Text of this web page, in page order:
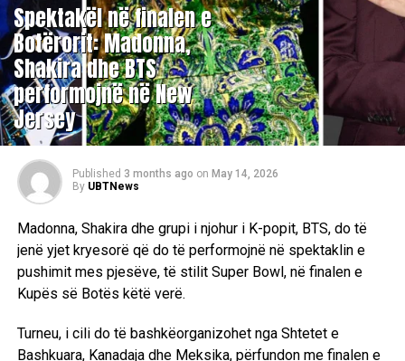
Spektakël në finalen e
Botërorit: Madonna,
Shakira dhe BTS
performojnë në New
Jersey
Published 3 months ago on May 14, 2026
By UBTNews
Madonna, Shakira dhe grupi i njohur i K-popit, BTS, do të
jenë yjet kryesorë që do të performojnë në spektaklin e
pushimit mes pjesëve, të stilit Super Bowl, në finalen e
Kupës së Botës këtë verë.
Turneu, i cili do të bashkëorganizohet nga Shtetet e
Bashkuara, Kanadaja dhe Meksika, përfundon me finalen e